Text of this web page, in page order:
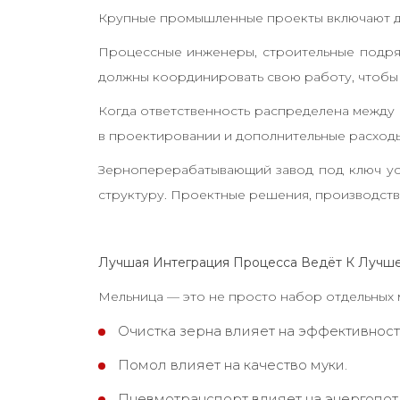
Крупные промышленные проекты включают
Процессные инженеры, строительные
должны координировать свою работу, чтобы
Когда ответственность распределена
в проектировании и дополнительные
Зерноперерабатывающий завод под ключ
структуру. Проектные решения,
Лучшая Интеграция Процесса Ведёт К
Мельница — это не просто набор отдельных
Очистка зерна влияет на
Помол влияет на качество муки.